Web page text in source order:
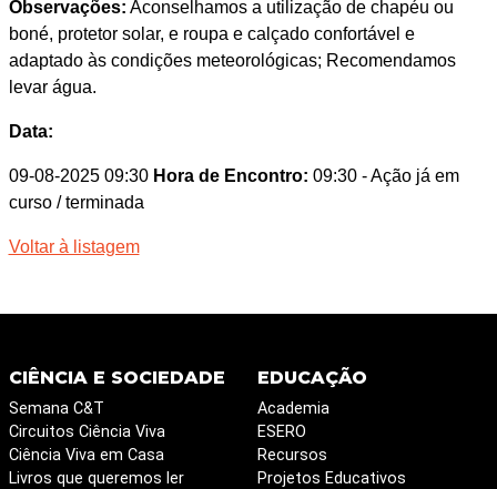
Observações: Aconselhamos a utilização de chapéu ou
boné, protetor solar, e roupa e calçado confortável e
adaptado às condições meteorológicas; Recomendamos
levar água.
Data:
09-08-2025 09:30 Hora de Encontro: 09:30 - Ação já em
curso / terminada
Voltar à listagem
CIÊNCIA E SOCIEDADE
Semana C&T
Circuitos Ciência Viva
Ciência Viva em Casa
Livros que queremos ler
EDUCAÇÃO
Academia
ESERO
Recursos
Projetos Educativos